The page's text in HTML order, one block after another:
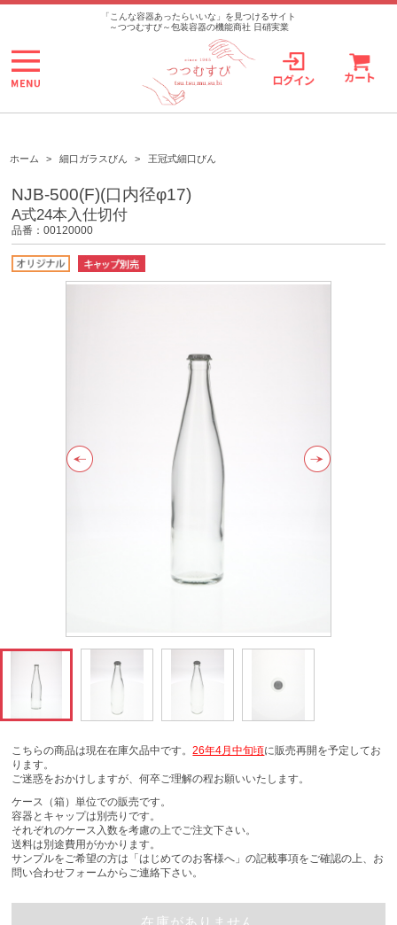
>
「こんな容器あったらいいな」を見つけるサイト
～つつむすび～包装容器の機能商社 日硝実業
ホーム > 細口ガラスびん > 王冠式細口びん
NJB-500(F)(口内径φ17)
A式24本入仕切付
品番：00120000
こちらの商品は現在在庫欠品中です。26年4月中旬頃に販売再開を予定してお
ります。
ご迷惑をおかけしますが、何卒ご理解の程お願いいたします。
ケース（箱）単位での販売です。
容器とキャップは別売りです。
それぞれのケース入数を考慮の上でご注文下さい。
送料は別途費用がかかります。
サンプルをご希望の方は「はじめてのお客様へ」の記載事項をご確認の上、お
問い合わせフォームからご連絡下さい。